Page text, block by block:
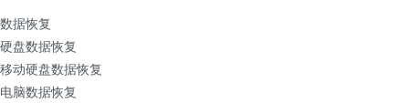
数据恢复
硬盘数据恢复
移动硬盘数据恢复
电脑数据恢复